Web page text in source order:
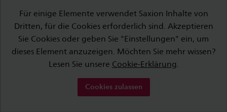
Für einige Elemente verwendet Saxion Inhalte von
Dritten, für die Cookies erforderlich sind. Akzeptieren
Sie Cookies oder geben Sie "Einstellungen" ein, um
dieses Element anzuzeigen. Möchten Sie mehr wissen?
Lesen Sie unsere Cookie-Erklärung.
Cookies zulassen